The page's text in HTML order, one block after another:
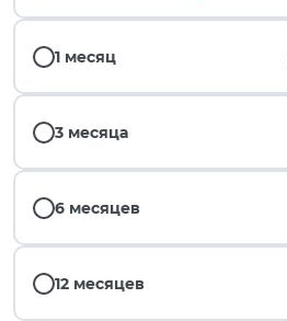
1 месяц
3 месяца
6 месяцев
12 месяцев